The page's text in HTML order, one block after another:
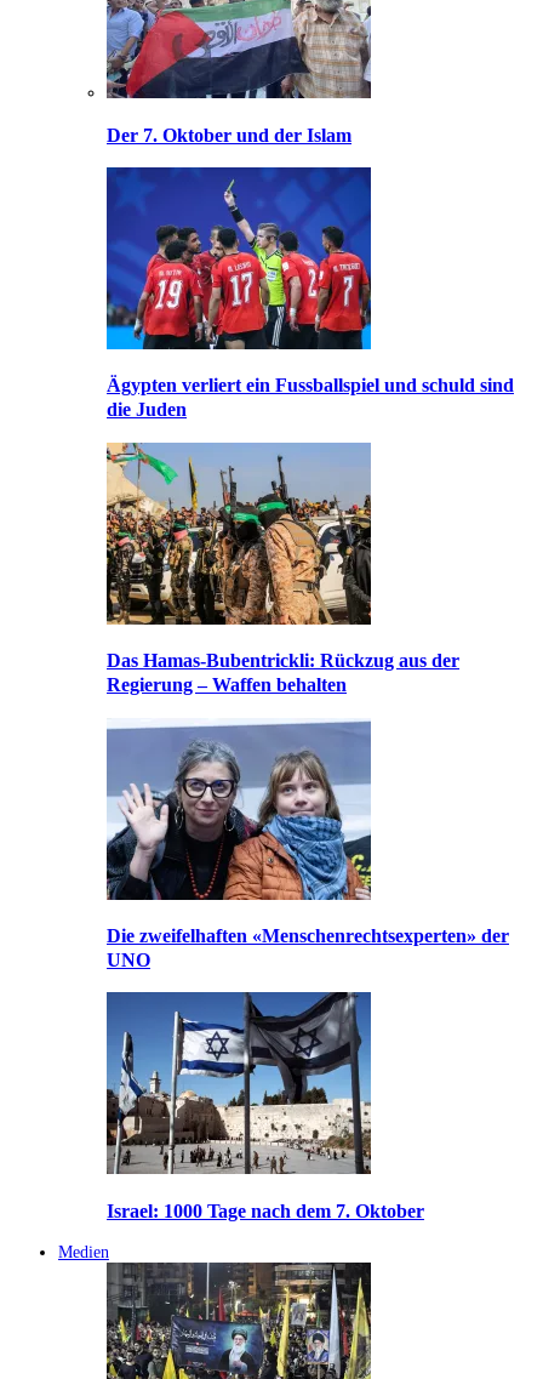
Der 7. Oktober und der Islam
Ägypten verliert ein Fussballspiel und schuld sind
die Juden
Das Hamas-Bubentrickli: Rückzug aus der
Regierung – Waffen behalten
Die zweifelhaften «Menschenrechtsexperten» der
UNO
Israel: 1000 Tage nach dem 7. Oktober
Medien